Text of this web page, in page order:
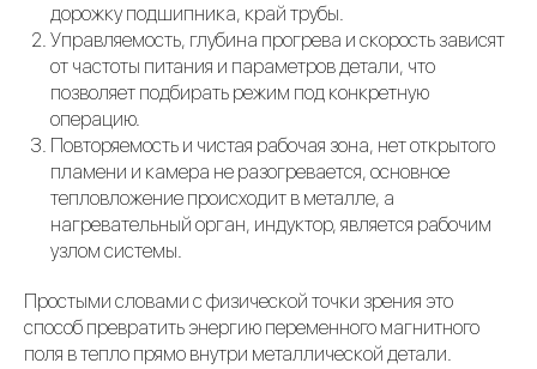
дорожку подшипника, край трубы.
Управляемость, глубина прогрева и скорость зависят
от частоты питания и параметров детали, что
позволяет подбирать режим под конкретную
операцию.
Повторяемость и чистая рабочая зона, нет открытого
пламени и камера не разогревается, основное
тепловложение происходит в металле, а
нагревательный орган, индуктор, является рабочим
узлом системы.
Простыми словами с физической точки зрения это
способ превратить энергию переменного магнитного
поля в тепло прямо внутри металлической детали.